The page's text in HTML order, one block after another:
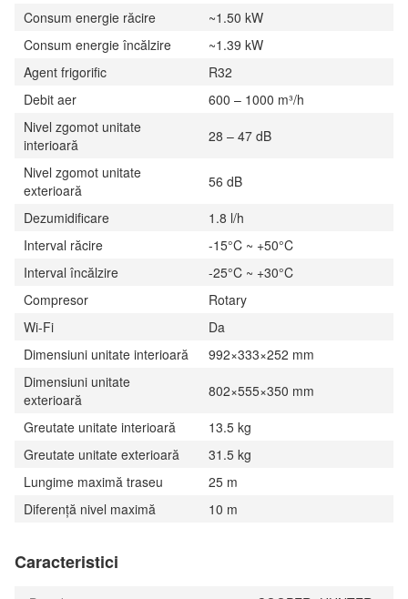
Consum energie răcire
~1.50 kW
Consum energie încălzire
~1.39 kW
Agent frigorific
R32
Debit aer
600 – 1000 m³/h
Nivel zgomot unitate
interioară
28 – 47 dB
Nivel zgomot unitate
exterioară
56 dB
Dezumidificare
1.8 l/h
Interval răcire
-15°C ~ +50°C
Interval încălzire
-25°C ~ +30°C
Compresor
Rotary
Wi-Fi
Da
Dimensiuni unitate interioară
992×333×252 mm
Dimensiuni unitate
exterioară
802×555×350 mm
Greutate unitate interioară
13.5 kg
Greutate unitate exterioară
31.5 kg
Lungime maximă traseu
25 m
Diferență nivel maximă
10 m
Caracteristici